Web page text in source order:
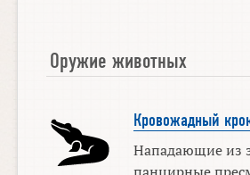
Оружие животных
Кровожадный
Нападающие из